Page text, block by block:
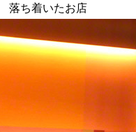
落ち着いたお店